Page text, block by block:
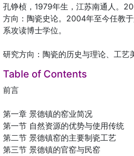
孔铮桢，1979年生，江苏南通人。
方向：陶瓷史论。2004年至今任教
系攻读博士学位。
研究方向：陶瓷的历史与理论、工艺
Table of Contents
前言
第一章 景德镇的窑业简况
第一节 自然资源的优势与使用传统
第二节 景德镇窑的主要制瓷工艺
第三节 景德镇的官窑与民窑